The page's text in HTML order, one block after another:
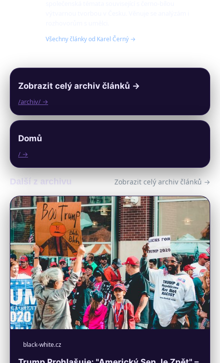
Všechny články od Karel Černý →
Zobrazit celý archiv článků →
/archiv/ →
Domů
/ →
Další z archivu Zobrazit celý archiv článků →
black-white.cz